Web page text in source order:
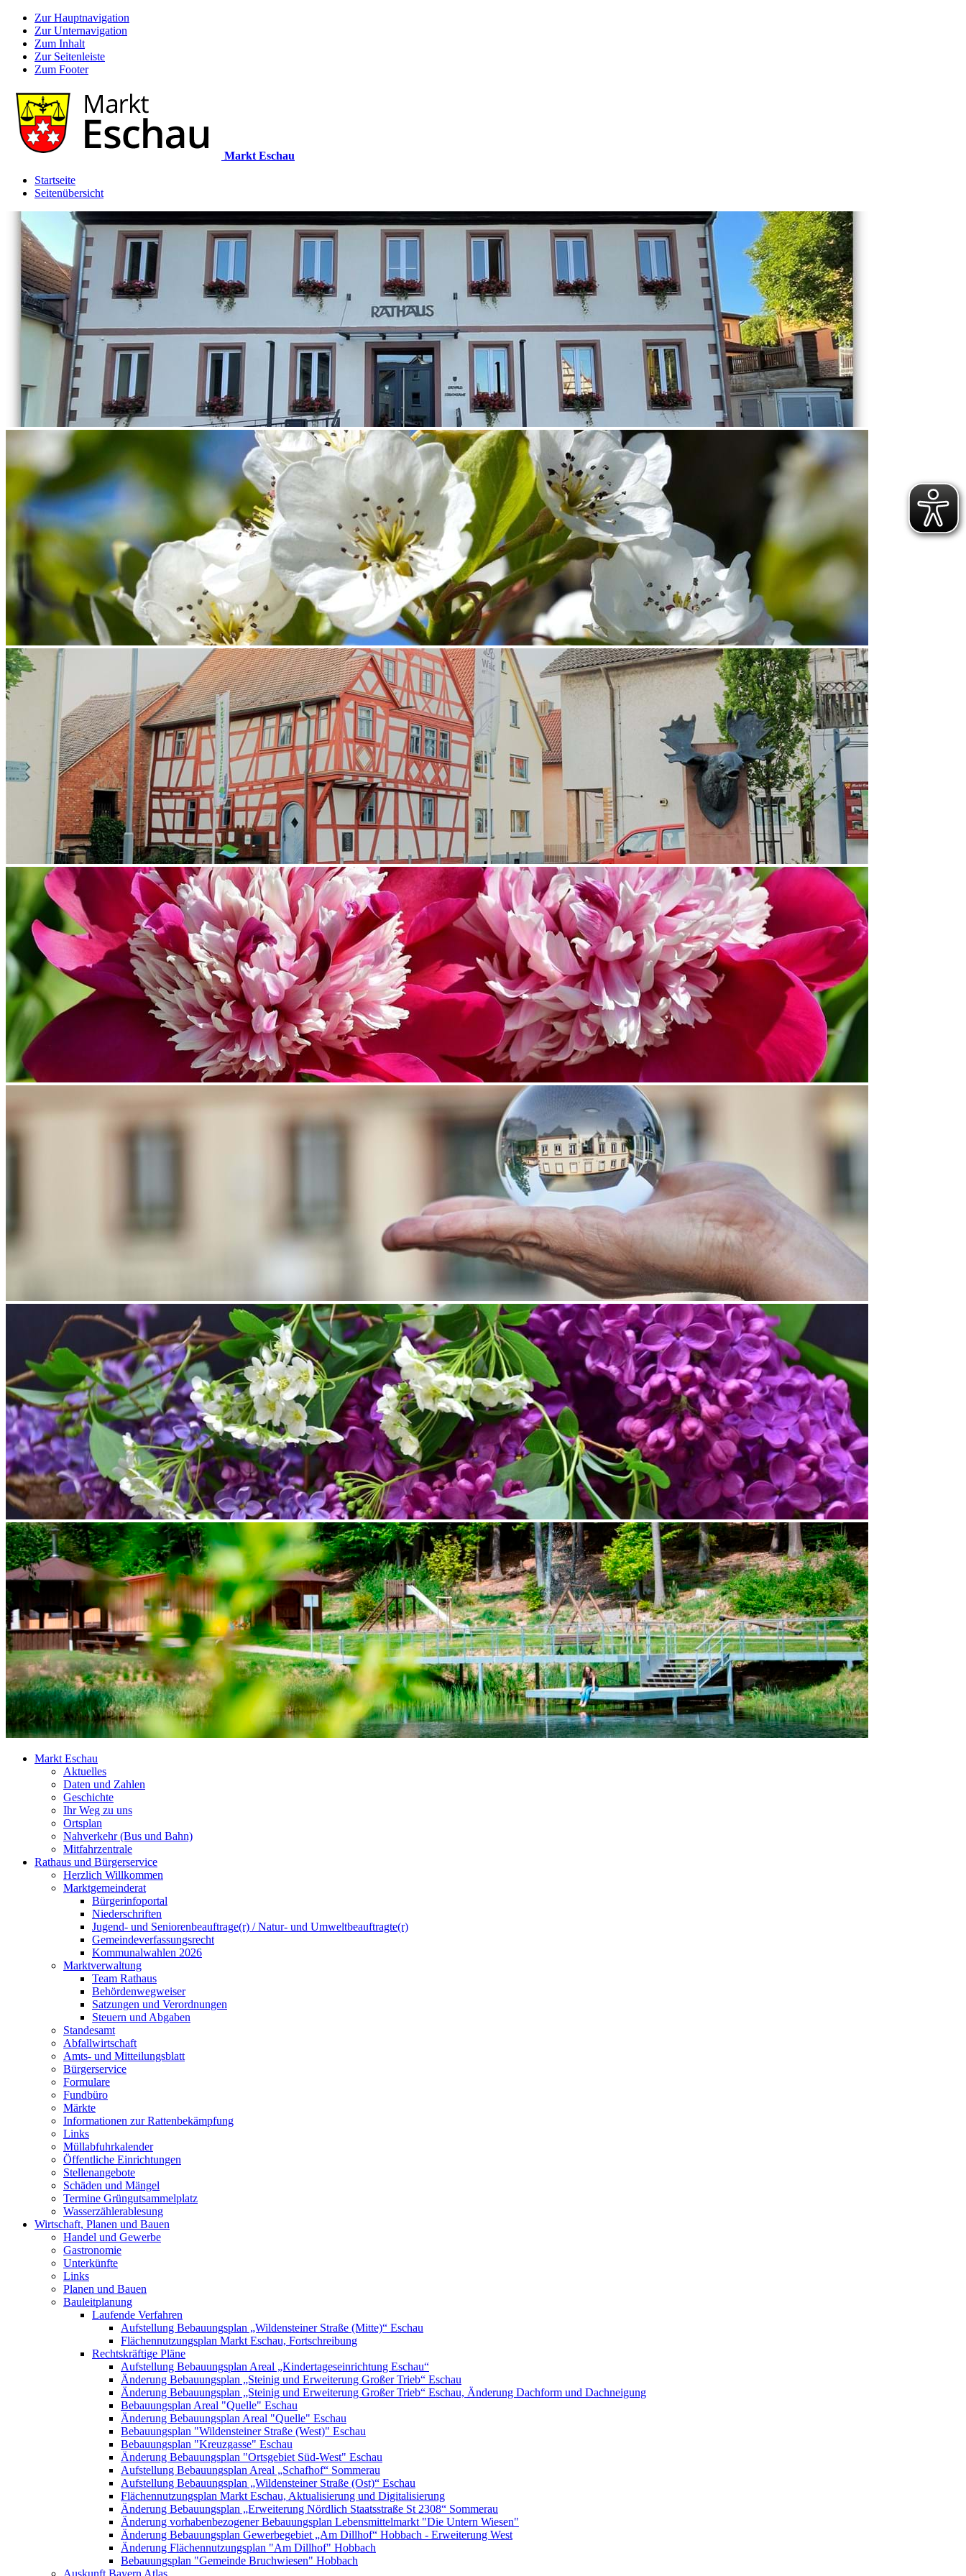
Zur Hauptnavigation
Zur Unternavigation
Zum Inhalt
Zur Seitenleiste
Zum Footer
Markt Eschau
Startseite
Seitenübersicht
Markt Eschau
Aktuelles
Daten und Zahlen
Geschichte
Ihr Weg zu uns
Ortsplan
Nahverkehr (Bus und Bahn)
Mitfahrzentrale
Rathaus und Bürgerservice
Herzlich Willkommen
Marktgemeinderat
Bürgerinfoportal
Niederschriften
Jugend- und Seniorenbeauftrage(r) / Natur- und Umweltbeauftragte(r)
Gemeindeverfassungsrecht
Kommunalwahlen 2026
Marktverwaltung
Team Rathaus
Behördenwegweiser
Satzungen und Verordnungen
Steuern und Abgaben
Standesamt
Abfallwirtschaft
Amts- und Mitteilungsblatt
Bürgerservice
Formulare
Fundbüro
Märkte
Informationen zur Rattenbekämpfung
Links
Müllabfuhrkalender
Öffentliche Einrichtungen
Stellenangebote
Schäden und Mängel
Termine Grüngutsammelplatz
Wasserzählerablesung
Wirtschaft, Planen und Bauen
Handel und Gewerbe
Gastronomie
Unterkünfte
Links
Planen und Bauen
Bauleitplanung
Laufende Verfahren
Aufstellung Bebauungsplan „Wildensteiner Straße (Mitte)“ Eschau
Flächennutzungsplan Markt Eschau, Fortschreibung
Rechtskräftige Pläne
Aufstellung Bebauungsplan Areal „Kindertageseinrichtung Eschau“
Änderung Bebauungsplan „Steinig und Erweiterung Großer Trieb“ Eschau
Änderung Bebauungsplan „Steinig und Erweiterung Großer Trieb“ Eschau, Änderung Dachform und Dachneigung
Bebauungsplan Areal "Quelle" Eschau
Änderung Bebauungsplan Areal "Quelle" Eschau
Bebauungsplan "Wildensteiner Straße (West)" Eschau
Bebauungsplan "Kreuzgasse" Eschau
Änderung Bebauungsplan "Ortsgebiet Süd-West" Eschau
Aufstellung Bebauungsplan Areal „Schafhof“ Sommerau
Aufstellung Bebauungsplan „Wildensteiner Straße (Ost)“ Eschau
Flächennutzungsplan Markt Eschau, Aktualisierung und Digitalisierung
Änderung Bebauungsplan „Erweiterung Nördlich Staatsstraße St 2308“ Sommerau
Änderung vorhabenbezogener Bebauungsplan Lebensmittelmarkt "Die Untern Wiesen"
Änderung Bebauungsplan Gewerbegebiet „Am Dillhof“ Hobbach - Erweiterung West
Änderung Flächennutzungsplan "Am Dillhof" Hobbach
Bebauungsplan "Gemeinde Bruchwiesen" Hobbach
Auskunft Bayern Atlas